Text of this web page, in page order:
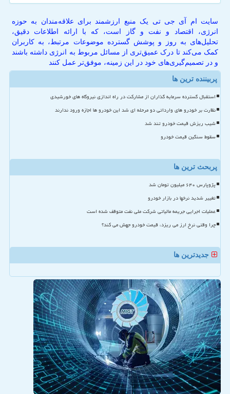
سایت ام آی جی تی یک منبع ارزشمند برای علاقه‌مندان به حوزه
انرژی، اقتصاد و نفت و گاز است، که با ارائه اطلاعات دقیق،
تحلیل‌های به روز و پوشش گسترده موضوعات مرتبط، به کاربران
کمک می‌کند تا درک عمیق‌تری از مسائل مربوط به انرژی داشته باشند
و در تصمیم‌گیری‌های خود در این زمینه، موفق‌تر عمل کنند
پربیننده ترین ها
استقبال گسترده سرمایه گذاران از مشارکت در راه اندازی نیروگاه های خورشیدی
نظارت بر خودرو های وارداتی دو مرحله ای شد این خودرو ها اجازه ورود ندارند
شیب ریزش قیمت خودرو تند شد
سقوط سنگین قیمت خودرو
پربحث ترین ها
پژوپارس ۶۴۰ میلیون تومان شد
تغییر شدید نرخها در بازار خودرو
عملیات اجرایی جریمه مالیاتی شرکت ملی نفت متوقف شده است
چرا وقتی نرخ ارز می ریزد، قیمت خودرو جهش می کند؟
جدیدترین ها